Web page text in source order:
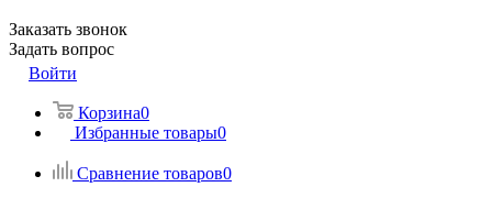
Заказать звонок
Задать вопрос
Войти
Корзина0
Избранные товары0
Сравнение товаров0